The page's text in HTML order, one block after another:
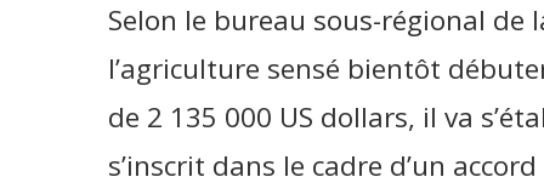
Selon le bureau sous-régional de
l’agriculture sensé bientôt
de 2 135 000 US dollars, il va
s’inscrit dans le cadre d’un